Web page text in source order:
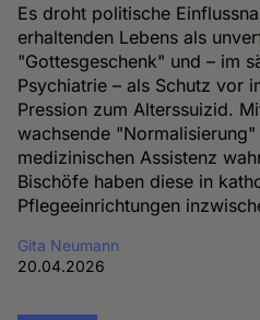
Es droht politische
erhaltenden Lebens als
"Gottesgeschenk" und – im
Psychiatrie – als Schutz vor
Pression zum Alterssuizid.
wachsende
medizinischen Assistenz
Bischöfe haben diese in
Pflegeeinrichtungen
Gita Neumann
20.04.2026